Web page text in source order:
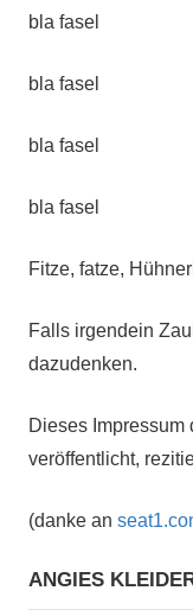
bla fasel
bla fasel
bla fasel
bla fasel
Fitze, fatze,
Falls irgendein
dazudenken.
Dieses Impressum
veröffentlicht,
(danke an
ANGIES